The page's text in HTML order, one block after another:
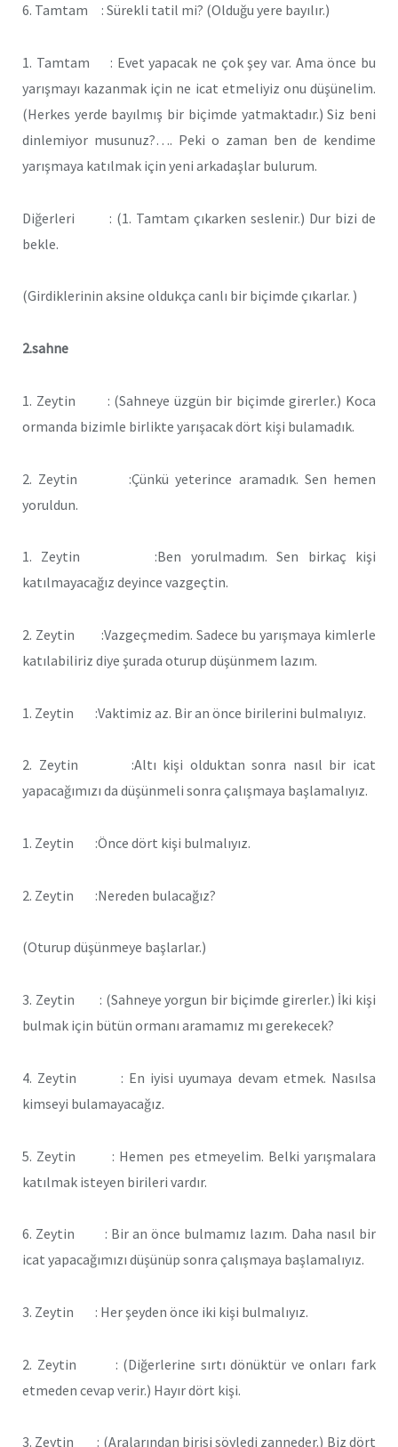
6. Tamtam : Sürekli tatil mi? (Olduğu yere bayılır.)
1. Tamtam : Evet yapacak ne çok şey var. Ama önce bu
yarışmayı kazanmak için ne icat etmeliyiz onu düşünelim.
(Herkes yerde bayılmış bir biçimde yatmaktadır.) Siz beni
dinlemiyor musunuz?…. Peki o zaman ben de kendime
yarışmaya katılmak için yeni arkadaşlar bulurum.
Diğerleri : (1. Tamtam çıkarken seslenir.) Dur bizi de
bekle.
(Girdiklerinin aksine oldukça canlı bir biçimde çıkarlar. )
2.sahne
1. Zeytin : (Sahneye üzgün bir biçimde girerler.) Koca
ormanda bizimle birlikte yarışacak dört kişi bulamadık.
2. Zeytin :Çünkü yeterince aramadık. Sen hemen
yoruldun.
1. Zeytin :Ben yorulmadım. Sen birkaç kişi
katılmayacağız deyince vazgeçtin.
2. Zeytin :Vazgeçmedim. Sadece bu yarışmaya kimlerle
katılabiliriz diye şurada oturup düşünmem lazım.
1. Zeytin :Vaktimiz az. Bir an önce birilerini bulmalıyız.
2. Zeytin :Altı kişi olduktan sonra nasıl bir icat
yapacağımızı da düşünmeli sonra çalışmaya başlamalıyız.
1. Zeytin :Önce dört kişi bulmalıyız.
2. Zeytin :Nereden bulacağız?
(Oturup düşünmeye başlarlar.)
3. Zeytin : (Sahneye yorgun bir biçimde girerler.) İki kişi
bulmak için bütün ormanı aramamız mı gerekecek?
4. Zeytin : En iyisi uyumaya devam etmek. Nasılsa
kimseyi bulamayacağız.
5. Zeytin : Hemen pes etmeyelim. Belki yarışmalara
katılmak isteyen birileri vardır.
6. Zeytin : Bir an önce bulmamız lazım. Daha nasıl bir
icat yapacağımızı düşünüp sonra çalışmaya başlamalıyız.
3. Zeytin : Her şeyden önce iki kişi bulmalıyız.
2. Zeytin : (Diğerlerine sırtı dönüktür ve onları fark
etmeden cevap verir.) Hayır dört kişi.
3. Zeytin : (Aralarından birisi söyledi zanneder.) Biz dört